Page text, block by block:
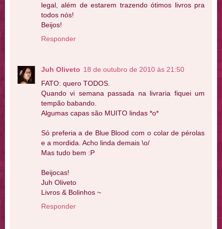
legal, além de estarem trazendo ótimos livros pra
todos nós!
Beijos!
Responder
Juh Oliveto 18 de outubro de 2010 às 21:50
FATO: quero TODOS.
Quando vi semana passada na livraria fiquei um
tempão babando.
Algumas capas são MUITO lindas *o*
Só preferia a de Blue Blood com o colar de pérolas
e a mordida. Acho linda demais \o/
Mas tudo bem :P
Beijocas!
Juh Oliveto
Livros & Bolinhos ~
Responder